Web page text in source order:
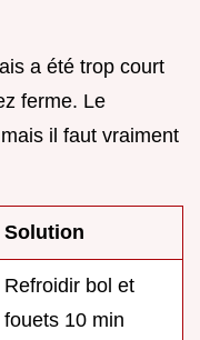
a été trop court
ferme. Le
il faut vraiment
Solution
Refroidir bol et
fouets 10 min